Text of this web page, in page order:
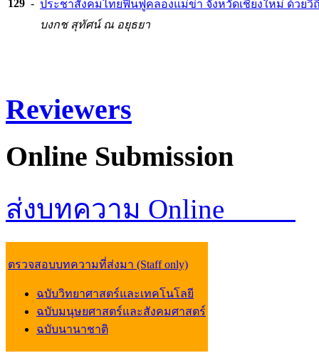
129 - ประชาสังคมไทยฟื้นฟูคลองแม่ข่า จังหวัดเชียงใหม่ ด้วย
บงกช สุทัศน์ ณ อยุธยา
Reviewers
Online Submission
ส่งบทความ Online
ตรวจสอบบทความที่ส่งมา (Staff only)
ฉบับวิทยาศาสตร์และเทคโนโลยี
ฉบับมนุษยศาสตร์และสังคมศาสตร์
ฉบับนานาชาติ